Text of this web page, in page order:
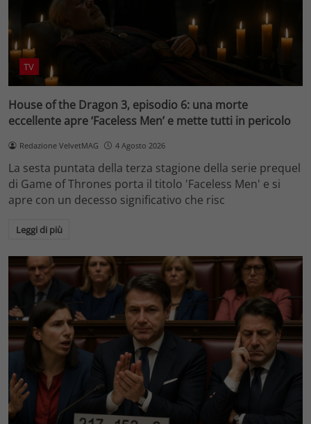
TV
House of the Dragon 3, episodio 6: una morte
eccellente apre ‘Faceless Men’ e mette tutti in pericolo
Redazione VelvetMAG 4 Agosto 2026
La sesta puntata della terza stagione della serie prequel
di Game of Thrones porta il titolo 'Faceless Men' e si
apre con un decesso significativo che risc
Leggi di più